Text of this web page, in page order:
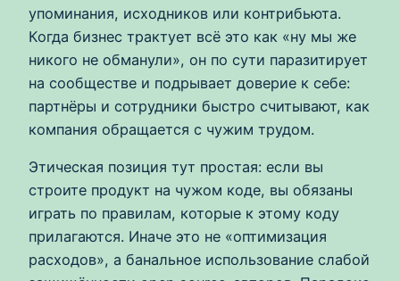
упоминания, исходников или контрибьюта.
Когда бизнес трактует всё это как «ну мы же
никого не обманули», он по сути паразитирует
на сообществе и подрывает доверие к себе:
партнёры и сотрудники быстро считывают, как
компания обращается с чужим трудом.
Этическая позиция тут простая: если вы
строите продукт на чужом коде, вы обязаны
играть по правилам, которые к этому коду
прилагаются. Иначе это не «оптимизация
расходов», а банальное использование слабой